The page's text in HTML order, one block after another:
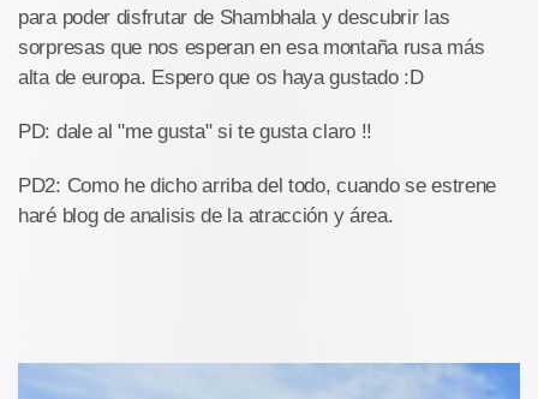
para poder disfrutar de Shambhala y descubrir las
sorpresas que nos esperan en esa montaña rusa más
alta de europa. Espero que os haya gustado :D
PD: dale al "me gusta" si te gusta claro !!
PD2: Como he dicho arriba del todo, cuando se estrene
haré blog de analisis de la atracción y área.